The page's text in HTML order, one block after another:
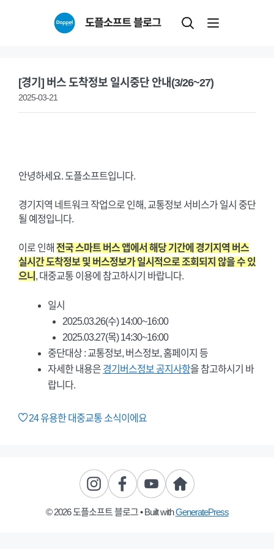
도플소프트 블로그
[경기] 버스 도착정보 일시중단 안내(3/26~27)
2025-03-21
안녕하세요. 도플소프트입니다.
경기지역 네트워크 작업으로 인해, 교통정보 서비스가 일시 중단
될 예정입니다.
이로 인해 전국 스마트 버스 앱에서 해당 기간에 경기지역 버스
실시간 도착정보 및 버스정보가 일시적으로 조회되지 않을 수 있
으니 , 대중교통 이용에 참고하시기 바랍니다.
일시
2025.03.26(수) 14:00~16:00
2025.03.27(목) 14:30~16:00
중단대상 : 교통정보, 버스정보, 홈페이지 등
자세한 내용은 경기버스정보 공지사항을 참고하시기 바
랍니다.
24유용한 대중교통 소식이에요
© 2026 도플소프트 블로그• Built withGeneratePress